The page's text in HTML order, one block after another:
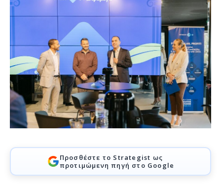
Προσθέστε το Strategist ως
προτιμώμενη πηγή στο Google